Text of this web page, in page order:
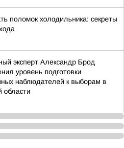
поломок холодильника: секреты
эксперт Александр Брод
уровень подготовки
наблюдателей к выборам в
области